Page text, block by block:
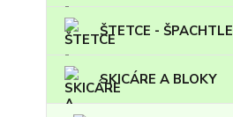
ŠTETCE - ŠPACHTLE
SKICÁRE A BLOKY